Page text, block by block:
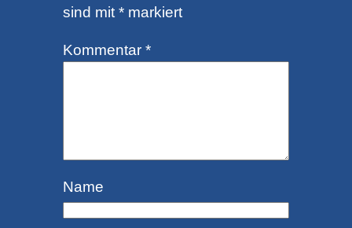
sind mit *markiert
Kommentar *
Name